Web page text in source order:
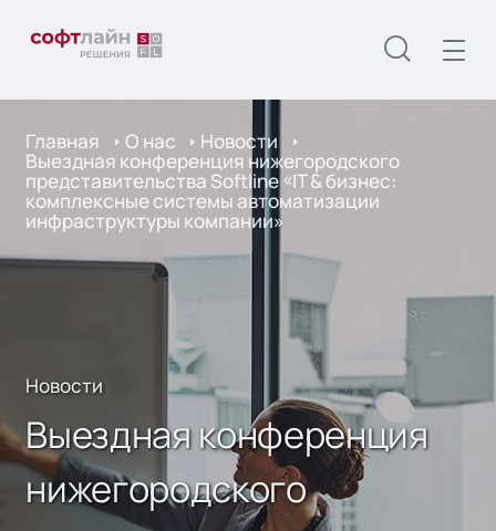
Главная О нас Новости
Выездная конференция нижегородского
представительства Softline «IT & бизнес:
комплексные системы автоматизации
инфраструктуры компании»
Новости
Выездная конференция
нижегородского